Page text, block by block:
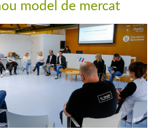
model de mercat